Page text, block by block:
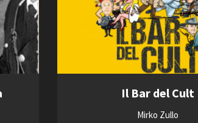
Bandi e gare Contatti Privacy Cookie policy
Il Bar del Cult
Mirko Zullo